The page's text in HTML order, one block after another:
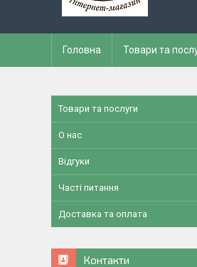
Головна Товари та
Товари та послуги
О нас
Відгуки
Часті питання
Доставка та оплата
Контакти